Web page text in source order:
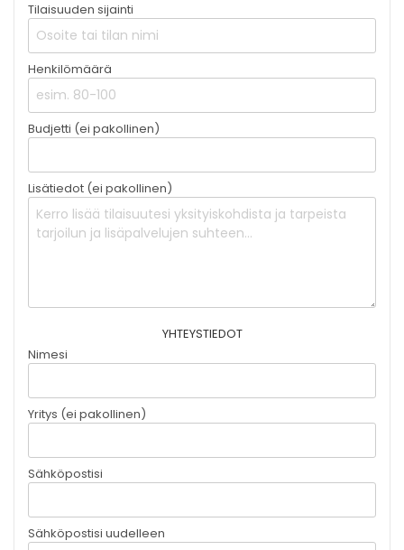
Tilaisuuden sijainti
Henkilömäärä
Budjetti (ei pakollinen)
Lisätiedot (ei pakollinen)
YHTEYSTIEDOT
Nimesi
Yritys (ei pakollinen)
Sähköpostisi
Sähköpostisi uudelleen